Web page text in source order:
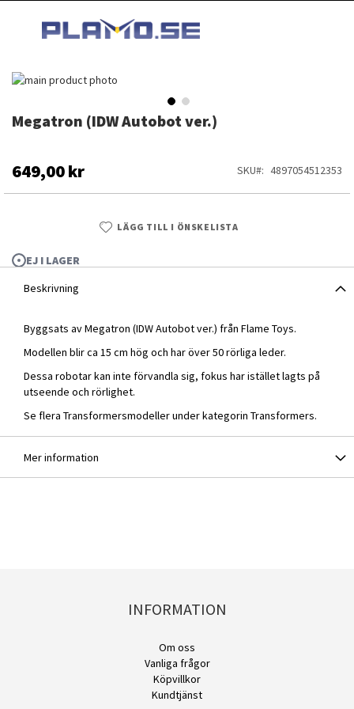
INNEHÅLLET
Megatron (IDW Autobot ver.)
649,00 kr SKU 4897054512353
LÄGG TILL I ÖNSKELISTA
EJ I LAGER
Hoppa
av
Megatron (IDW Autobot ver.)
Hoppa
av
bildgalleriet
Beskrivning
Byggsats av Megatron (IDW Autobot ver.) från Flame Toys.
Modellen blir ca 15 cm hög och har över 50 rörliga leder.
Dessa robotar kan inte förvandla sig, fokus har istället lagts på
utseende och rörlighet.
Se flera Transformersmodeller under kategorin Transformers.
Mer information
INFORMATION
Om oss
Vanliga frågor
Köpvillkor
Kundtjänst